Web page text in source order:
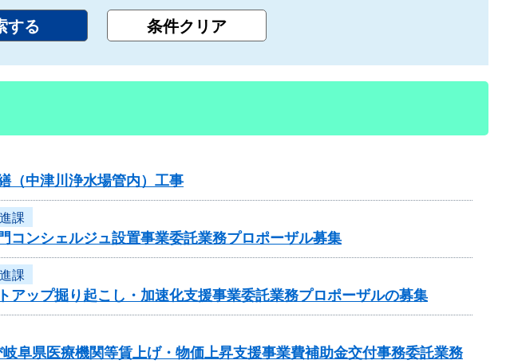
（中津川浄水場管内）工事
課
コンシェルジュ設置事業委託業務プロポーザル募集
課
アップ掘り起こし・加速化支援事業委託業務プロポーザルの募集
阜県医療機関等賃上げ・物価上昇支援事業費補助金交付事務委託業務